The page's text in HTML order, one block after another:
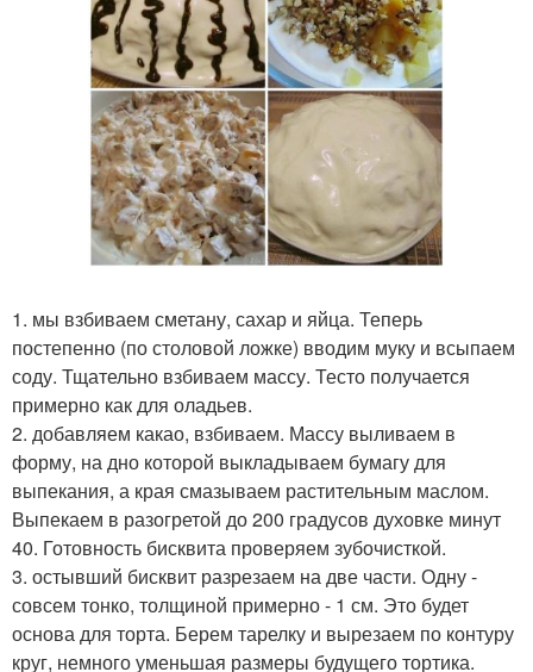
1. мы взбиваем сметану, сахар и яйца. Теперь
постепенно (по столовой ложке) вводим муку и всыпаем
соду. Тщательно взбиваем массу. Тесто получается
примерно как для оладьев.
2. добавляем какао, взбиваем. Массу выливаем в
форму, на дно которой выкладываем бумагу для
выпекания, а края смазываем растительным маслом.
Выпекаем в разогретой до 200 градусов духовке минут
40. Готовность бисквита проверяем зубочисткой.
3. остывший бисквит разрезаем на две части. Одну -
совсем тонко, толщиной примерно - 1 см. Это будет
основа для торта. Берем тарелку и вырезаем по контуру
круг, немного уменьшая размеры будущего тортика.